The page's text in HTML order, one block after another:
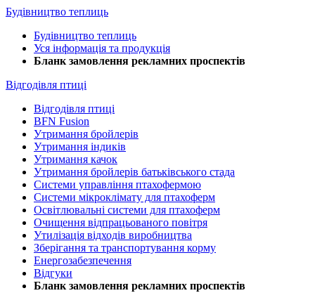
Будівництво теплиць
Будівництво теплиць
Уся інформація та продукція
Бланк замовлення рекламних проспектів
Відгодівля птиці
Відгодівля птиці
BFN Fusion
Утримання бройлерів
Утримання індиків
Утримання качок
Утримання бройлерів батьківського стада
Системи управління птахофермою
Системи мікроклімату для птахоферм
Освітлювальні системи для птахоферм
Очищення відпрацьованого повітря
Утилізація відходів виробництва
Зберігання та транспортування корму
Енергозабезпечення
Відгуки
Бланк замовлення рекламних проспектів